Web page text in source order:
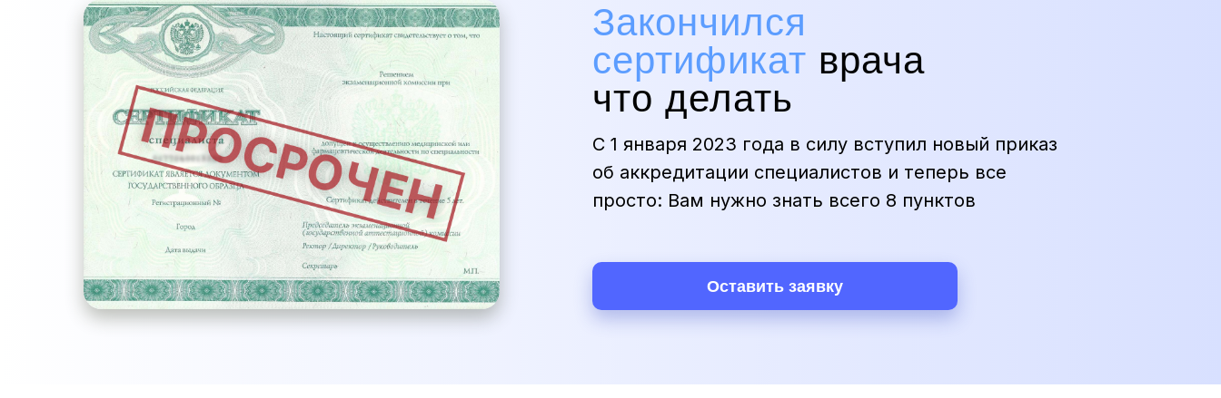
Закончился
сертификат врача
что делать
С 1 января 2023 года в силу вступил новый приказ
об аккредитации специалистов и теперь все
просто: Вам нужно знать всего 8 пунктов
Оставить заявку